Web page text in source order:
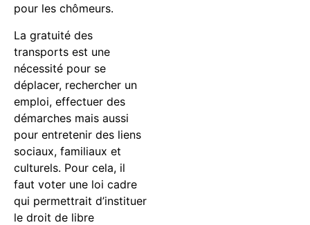
pour les chômeurs.
La gratuité des
transports est une
nécessité pour se
déplacer, rechercher un
emploi, effectuer des
démarches mais aussi
pour entretenir des liens
sociaux, familiaux et
culturels. Pour cela, il
faut voter une loi cadre
qui permettrait d’instituer
le droit de libre